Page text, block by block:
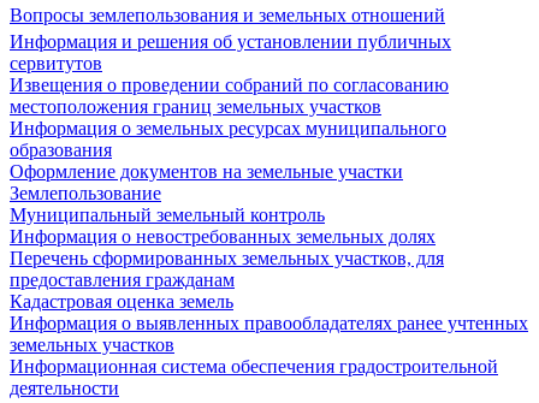
Вопросы землепользования и земельных отношений
Информация и решения об установлении публичных
сервитутов
Извещения о проведении собраний по согласованию
местоположения границ земельных участков
Информация о земельных ресурсах муниципального
образования
Оформление документов на земельные участки
Землепользование
Муниципальный земельный контроль
Информация о невостребованных земельных долях
Перечень сформированных земельных участков, для
предоставления гражданам
Кадастровая оценка земель
Информация о выявленных правообладателях ранее учтенных
земельных участков
Информационная система обеспечения градостроительной
деятельности